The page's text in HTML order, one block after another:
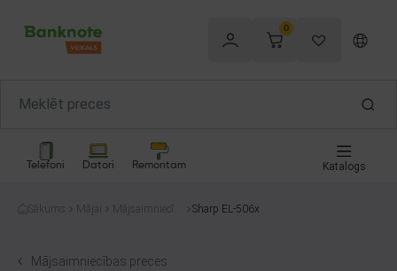
0
Telefoni Datori Remontam Katalogs
Sākums Mājai
Mājsaimniecība
Sharp EL-506x
Mājsaimniecības preces